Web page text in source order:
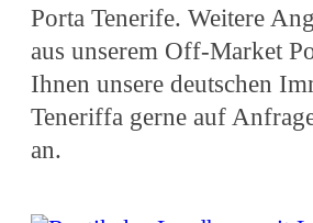
Porta Tenerife. Weitere
aus unserem Off-Market
Ihnen unsere deutschen
Teneriffa gerne auf
an.